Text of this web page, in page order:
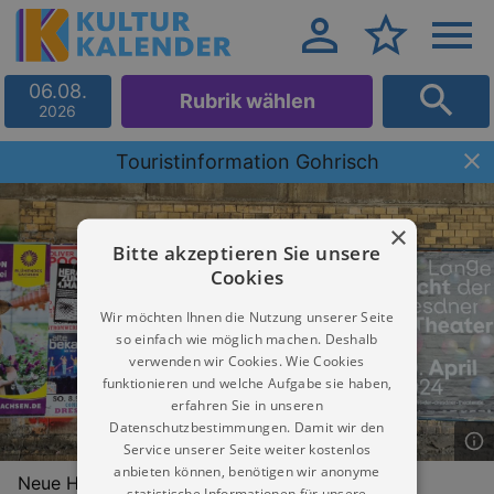
06.08.
2026 Rubrik wählen
Touristinformation Gohrisch
Neue Hauptstraße 116B
×
Bitte akzeptieren Sie unsere
Cookies
Wir möchten Ihnen die Nutzung unserer Seite
so einfach wie möglich machen. Deshalb
verwenden wir Cookies. Wie Cookies
funktionieren und welche Aufgabe sie haben,
erfahren Sie in unseren
Datenschutzbestimmungen. Damit wir den
Service unserer Seite weiter kostenlos
anbieten können, benötigen wir anonyme